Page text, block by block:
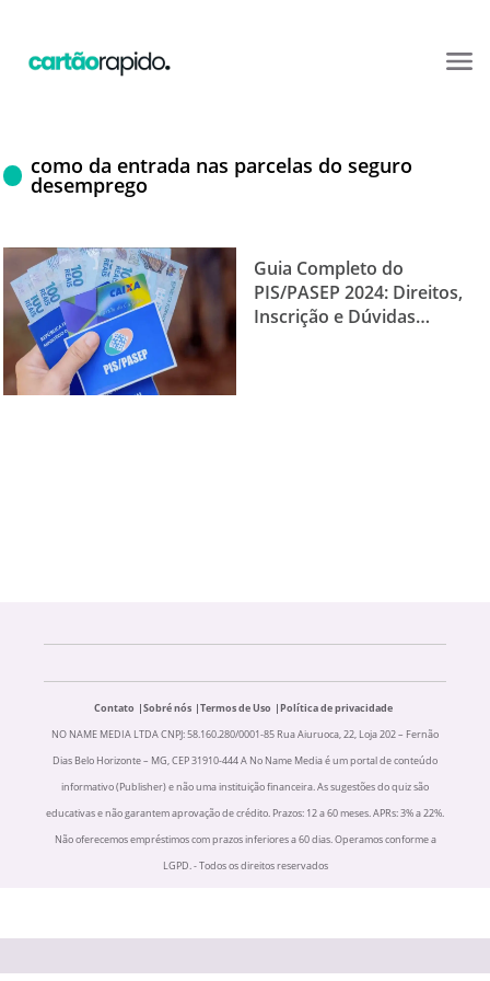
como da entrada nas parcelas do seguro
desemprego
Guia Completo do
PIS/PASEP 2024: Direitos,
Inscrição e Dúvidas
Contato Sobré nós Termos de Uso
Política de privacidade
NO NAME MEDIA LTDA CNPJ: 58.160.280/0001-85 Rua Aiuruoca, 22, Loja 202 – Fernão
Dias Belo Horizonte – MG, CEP 31910-444 A No Name Media é um portal de conteúdo
informativo (Publisher) e não uma instituição financeira. As sugestões do quiz são
educativas e não garantem aprovação de crédito. Prazos: 12 a 60 meses. APRs: 3% a 22%.
Não oferecemos empréstimos com prazos inferiores a 60 dias. Operamos conforme a
LGPD. - Todos os direitos reservados